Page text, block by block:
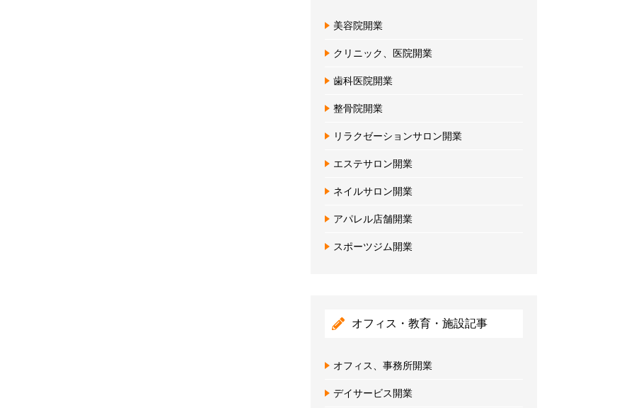
美容院開業
クリニック、医院開業
歯科医院開業
整骨院開業
リラクゼーションサロン開業
エステサロン開業
ネイルサロン開業
アパレル店舗開業
スポーツジム開業
オフィス・教育・施設記事
オフィス、事務所開業
デイサービス開業